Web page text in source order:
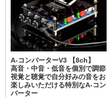
A-コンバーターV3 【8ch】
高音・中音・低音を個別で調節
視覚と聴覚で自分好みの音をお
楽しみいただける特別なA-コン
バーター